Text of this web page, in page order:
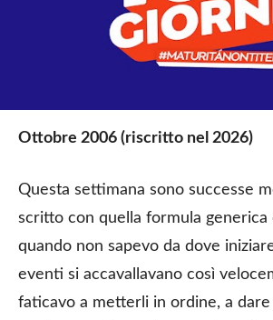
Ottobre 2006 (riscritto nel 2026)
Questa settimana sono successe
scritto con quella formula generica
quando non sapevo da dove
eventi si accavallavano così
faticavo a metterli in ordine, a